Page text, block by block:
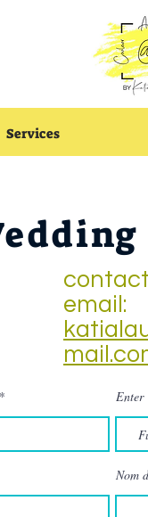
Services
email:
Enter
Nom